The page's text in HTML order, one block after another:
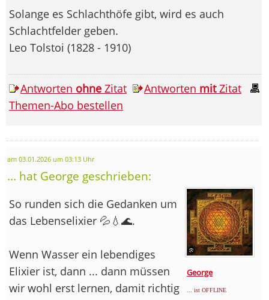
Solange es Schlachthöfe gibt, wird es auch
Schlachtfelder geben.
Leo Tolstoi (1828 - 1910)
Antworten ohne Zitat Antworten mitZitat
Themen-Abo bestellen
am 03.01.2026 um 03:13 Uhr
... hat George geschrieben:
George
... ist OFFLINE
So runden sich die Gedanken um
das Lebenselixier 💦💧🌊.
Wenn Wasser ein lebendiges
Elixier ist, dann ... dann müssen
wir wohl erst lernen, damit richtig